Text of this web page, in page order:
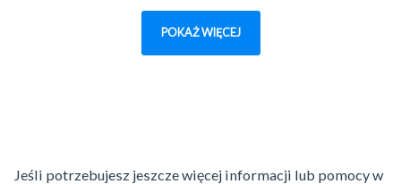
POKAŻ WIĘCEJ
Jeśli potrzebujesz jeszcze więcej informacji lub pomocy w